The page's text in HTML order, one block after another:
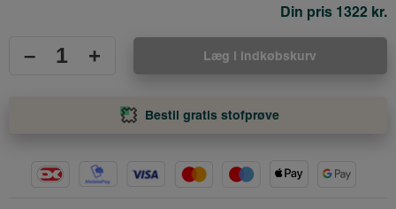
Din pris 1322 kr.
– + Læg i indkøbskurv
Bestil gratis stofprøve